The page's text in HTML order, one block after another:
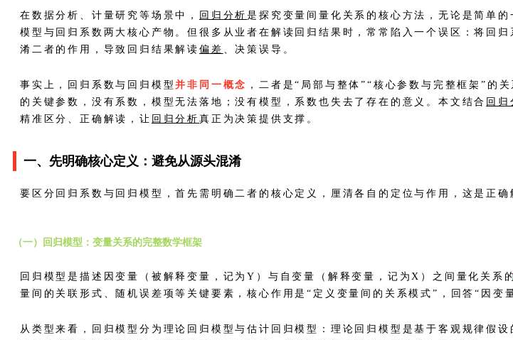
在数据分析、计量研究等场景中， 回归分析是探究变量间量化关系的核心方法，无论是简单的
模型与回归系数两大核心产物。但很多从业者在解读回归结果时，常常陷入一个误区：将回
淆二者的作用，导致回归结果解读偏差 、决策误导。
事实上，回归系数与回归模型并非同一概念 ，二者是“局部与整体”“核心参数与完整框架”
的关键参数，没有系数，模型无法落地；没有模型，系数也失去了存在的意义。本文结合 回归
精准区分、正确解读，让 回归分析真正为决策提供支撑。
一、先明确核心定义：避免从源头混淆
要区分回归系数与回归模型，首先需明确二者的核心定义，厘清各自的定位与作用，这是正
（一）回归模型：变量关系的完整数学框架
回归模型是描述因变量（被解释变量，记为Y）与自变量（解释变量，记为X）之间量化关系的
量间的关联形式、随机误差项等关键要素，核心作用是“定义变量间的关系模式”，回答“因变
从类型来看，回归模型分为理论回归模型与估计回归模型：理论回归模型是基于客观规律假